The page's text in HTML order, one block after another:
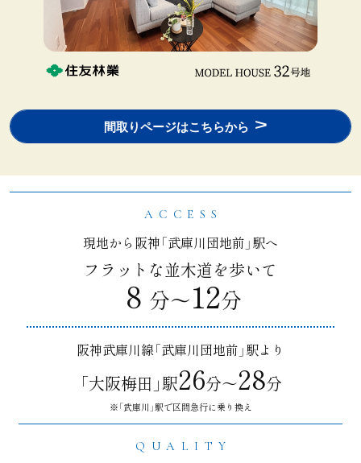
間取りページはこちらから
ACCESS
現地から阪神「武庫川団地前」駅へ
フラットな並木道を歩いて
８ 分〜12分
阪神武庫川線「武庫川団地前」駅より
「大阪梅田」駅26分〜28分
※「武庫川」駅で区間急行に乗り換え
QUALITY